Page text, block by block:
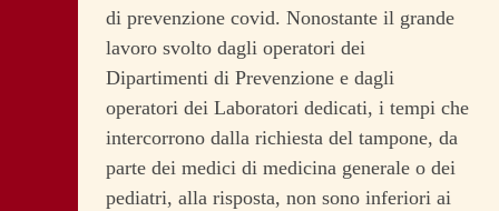
di prevenzione covid. Nonostante il grande
lavoro svolto dagli operatori dei
Dipartimenti di Prevenzione e dagli
operatori dei Laboratori dedicati, i tempi che
intercorrono dalla richiesta del tampone, da
parte dei medici di medicina generale o dei
pediatri, alla risposta, non sono inferiori ai